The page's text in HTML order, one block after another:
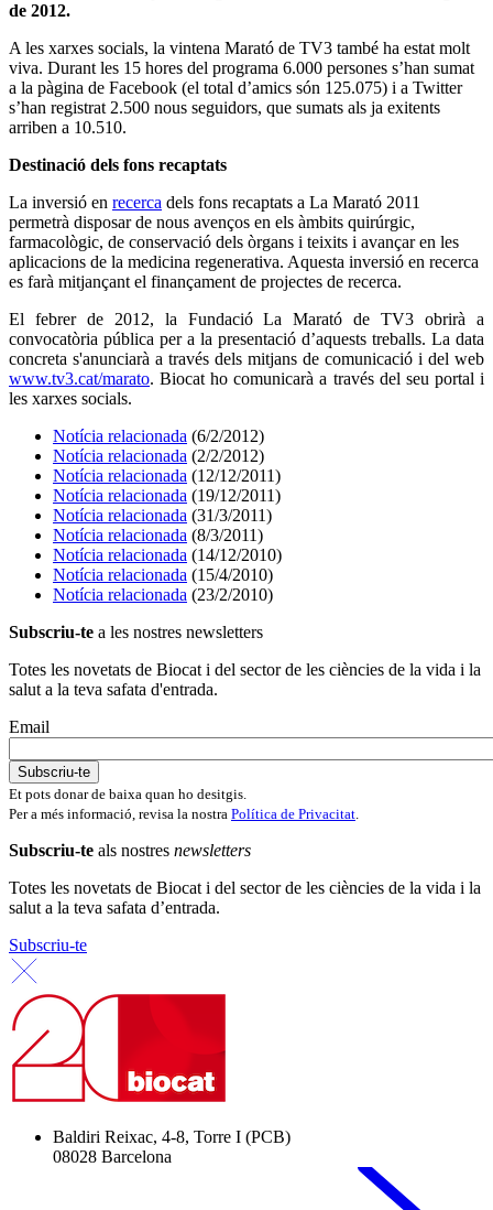
de 2012.
A les xarxes socials, la vintena Marató de TV3 també ha estat molt
viva. Durant les 15 hores del programa 6.000 persones s’han sumat
a la pàgina de Facebook (el total d’amics són 125.075) i a Twitter
s’han registrat 2.500 nous seguidors, que sumats als ja exitents
arriben a 10.510.
Destinació dels fons recaptats
La inversió en recerca dels fons recaptats a La Marató 2011
permetrà disposar de nous avenços en els àmbits quirúrgic,
farmacològic, de conservació dels òrgans i teixits i avançar en les
aplicacions de la medicina regenerativa. Aquesta inversió en recerca
es farà mitjançant el finançament de projectes de recerca.
El febrer de 2012, la Fundació La Marató de TV3 obrirà a
convocatòria pública per a la presentació d’aquests treballs. La data
concreta s'anunciarà a través dels mitjans de comunicació i del web
www.tv3.cat/marato. Biocat ho comunicarà a través del seu portal i
les xarxes socials.
Notícia relacionada (6/2/2012)
Notícia relacionada (2/2/2012)
Notícia relacionada (12/12/2011)
Notícia relacionada (19/12/2011)
Notícia relacionada (31/3/2011)
Notícia relacionada (8/3/2011)
Notícia relacionada (14/12/2010)
Notícia relacionada (15/4/2010)
Notícia relacionada (23/2/2010)
Subscriu-te a les nostres newsletters
Totes les novetats de Biocat i del sector de les ciències de la vida i la
salut a la teva safata d'entrada.
Email
Et pots donar de baixa quan ho desitgis.
Per a més informació, revisa la nostra Política de Privacitat.
Subscriu-te als nostres newsletters
Totes les novetats de Biocat i del sector de les ciències de la vida i la
salut a la teva safata d’entrada.
Subscriu-te
Baldiri Reixac, 4-8, Torre I (PCB)
08028 Barcelona